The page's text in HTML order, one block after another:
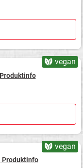
vegan
Produktinfo
vegan
Produktinfo